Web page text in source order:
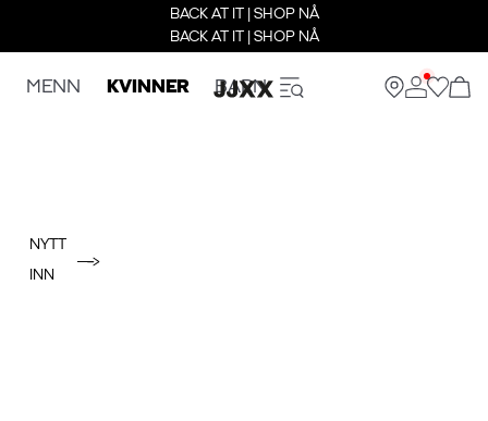
BACK AT IT | SHOP NÅ
BACK AT IT | SHOP NÅ
MENN KVINNER BARN
NYTT
INN